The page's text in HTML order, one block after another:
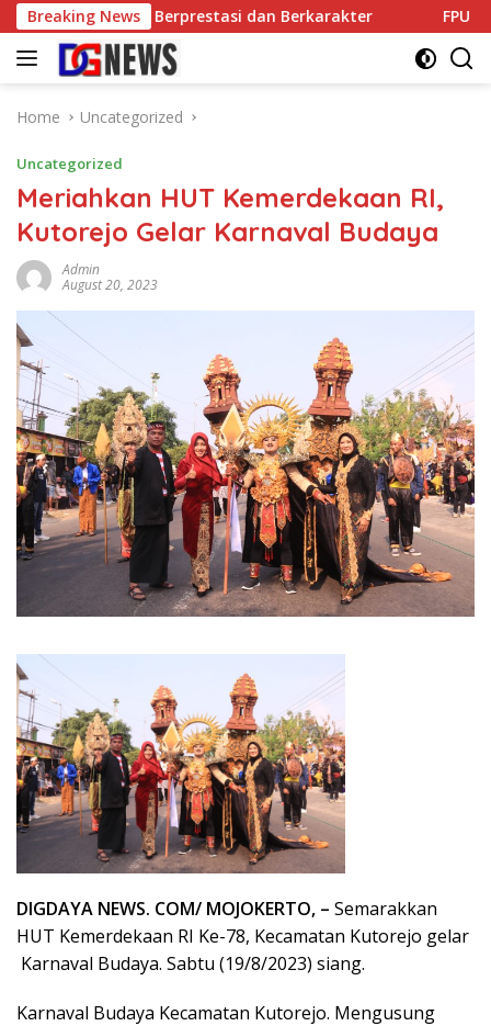
Skip
to
content
Breaking News
Pesilat Berprestasi dan Berkarakter FPU Desak
Home Uncategorized
Uncategorized
Meriahkan HUT Kemerdekaan RI,
Kutorejo Gelar Karnaval Budaya
Admin
August 20, 2023
DIGDAYA NEWS. COM/ MOJOKERTO, – Semarakkan
HUT Kemerdekaan RI Ke-78, Kecamatan Kutorejo gelar
Karnaval Budaya. Sabtu (19/8/2023) siang.
Karnaval Budaya Kecamatan Kutorejo. Mengusung